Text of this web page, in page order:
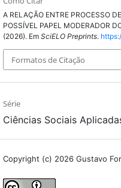
A RELAÇÃO ENTRE PROCESSO
POSSÍVEL PAPEL MODERADOR
(2026). Em SciELO Preprints.
Formatos de Citação
Série
Ciências Sociais
Copyright (c) 2026 Gustavo